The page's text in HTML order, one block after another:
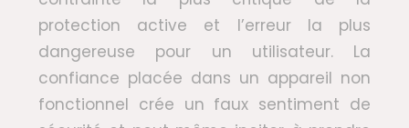
protection active et l’erreur la plus
dangereuse pour un utilisateur. La
confiance placée dans un appareil non
fonctionnel crée un faux sentiment de